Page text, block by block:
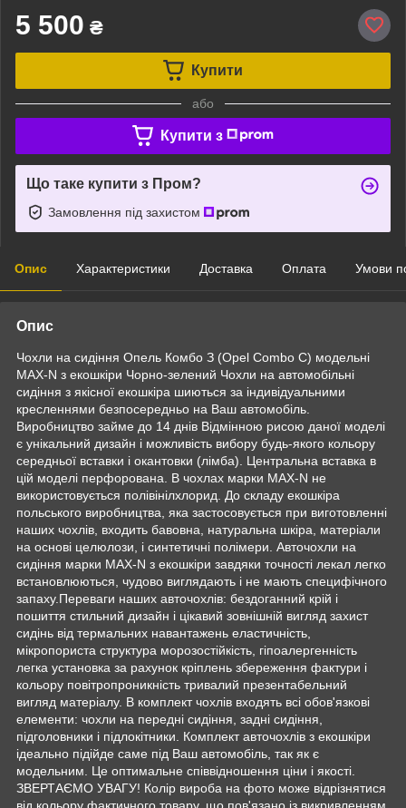
5 500 ₴
Купити
або
Купити з
Що таке купити з Пром?
Замовлення під захистом
Опис Характеристики Доставка Оплата Умови
Опис
Чохли на сидіння Опель Комбо З (Opel Combo C) модельні
MAX-N з екошкіри Чорно-зелений Чохли на автомобільні
сидіння з якісної екошкіра шиються за індивідуальними
кресленнями безпосередньо на Ваш автомобіль.
Виробництво займе до 14 днів Відмінною рисою даної моделі
є унікальний дизайн і можливість вибору будь-якого кольору
середньої вставки і окантовки (лімба). Центральна вставка в
цій моделі перфорована. В чохлах марки MAX-N не
використовується полівінілхлорид. До складу екошкіра
польського виробництва, яка застосовується при виготовленні
наших чохлів, входить бавовна, натуральна шкіра, матеріали
на основі целюлози, і синтетичні полімери. Авточохли на
сидіння марки MAX-N з екошкіри завдяки точності лекал легко
встановлюються, чудово виглядають і не мають специфічного
запаху.Переваги наших авточохлів: бездоганний крій і
пошиття стильний дизайн і цікавий зовнішній вигляд захист
сидінь від термальних навантажень еластичність,
мікропориста структура морозостійкість, гіпоалергенність
легка установка за рахунок кріплень збереження фактури і
кольору повітропроникність тривалий презентабельний
вигляд матеріалу. В комплект чохлів входять всі обов'язкові
елементи: чохли на передні сидіння, задні сидіння,
підголовники і підлокітники. Комплект авточохлів з екошкіри
ідеально підійде саме під Ваш автомобіль, так як є
модельним. Це оптимальне співвідношення ціни і якості.
ЗВЕРТАЄМО УВАГУ! Колір вироба на фото може відрізнятися
від кольору фактичного товару, що пов'язано із викривленням